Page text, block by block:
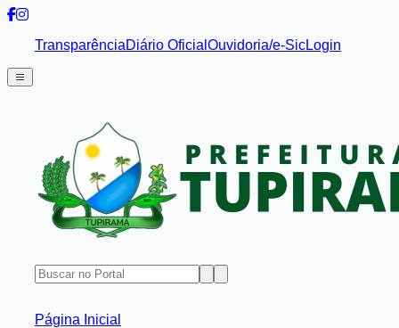
TransparênciaDiário Oficial Ouvidoria/e-SicLogin
Página Inicial